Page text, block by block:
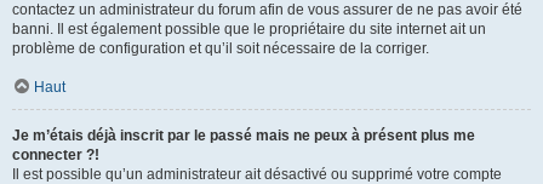
contactez un administrateur du forum afin de vous assurer de ne pas avoir été
banni. Il est également possible que le propriétaire du site internet ait un
problème de configuration et qu’il soit nécessaire de la corriger.
Haut
Je m’étais déjà inscrit par le passé mais ne peux à présent plus me
connecter ?!
Il est possible qu’un administrateur ait désactivé ou supprimé votre compte